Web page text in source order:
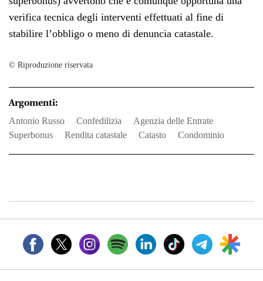
verifica tecnica degli interventi effettuati al fine di
stabilire l’obbligo o meno di denuncia catastale.
© Riproduzione riservata
Argomenti:
Antonio Russo Confedilizia
Agenzia delle Entrate
superbonus
rendita catastale catasto condominio